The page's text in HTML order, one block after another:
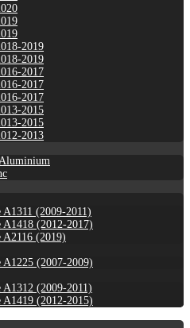
2019
2019
2017
2017
2017
2015
2015
2013
A1311 (2009-2011)
A1418 (2012-2017)
A2116 (2019)
A1225 (2007-2009)
A1312 (2009-2011)
A1419 (2012-2015)